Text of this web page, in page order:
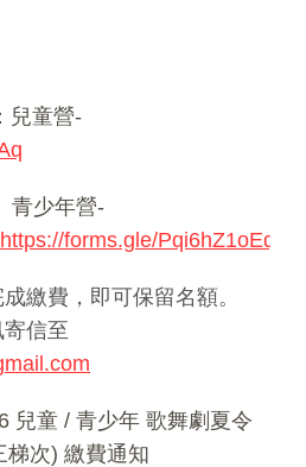
兒童營-
青少年營-
https://forms.gle/
繳費，即可保留名額。
信至
童 / 青少年 歌舞劇夏令
梯次) 繳費通知